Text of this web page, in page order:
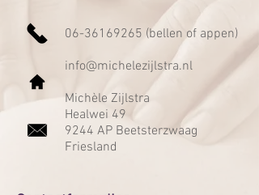
06-36169265 (bellen of appen)
info@michelezijlstra.nl
Michèle Zijlstra
Healwei 49
9244 AP Beetsterzwaag
Friesland